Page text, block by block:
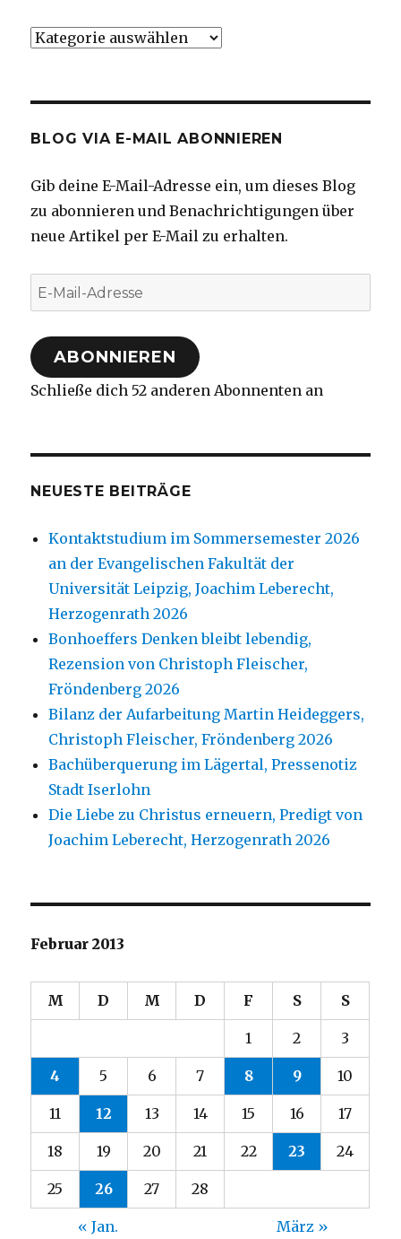
Kategorien
BLOG VIA E-MAIL ABONNIEREN
Gib deine E-Mail-Adresse ein, um dieses Blog
zu abonnieren und Benachrichtigungen über
neue Artikel per E-Mail zu erhalten.
E-
Mail-
Adresse
ABONNIEREN
Schließe dich 52 anderen Abonnenten an
NEUESTE BEITRÄGE
Kontaktstudium im Sommersemester 2026
an der Evangelischen Fakultät der
Universität Leipzig, Joachim Leberecht,
Herzogenrath 2026
Bonhoeffers Denken bleibt lebendig,
Rezension von Christoph Fleischer,
Fröndenberg 2026
Bilanz der Aufarbeitung Martin Heideggers,
Christoph Fleischer, Fröndenberg 2026
Bachüberquerung im Lägertal, Pressenotiz
Stadt Iserlohn
Die Liebe zu Christus erneuern, Predigt von
Joachim Leberecht, Herzogenrath 2026
Februar 2013
M D M D F S S
1 2 3
4 5 6 7 8 9 10
11 12 13 14 15 16 17
18 19 20 21 22 23 24
25 26 27 28
« Jan. März »